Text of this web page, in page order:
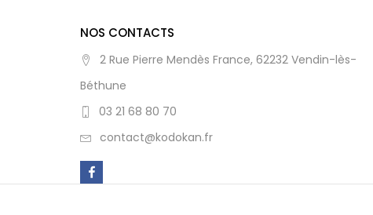
NOS CONTACTS
2 Rue Pierre Mendès France, 62232 Vendin-lès-
Béthune
03 21 68 80 70
contact@kodokan.fr